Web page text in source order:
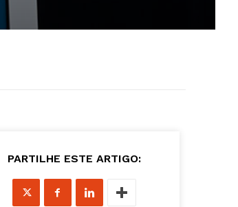
PARTILHE ESTE ARTIGO: